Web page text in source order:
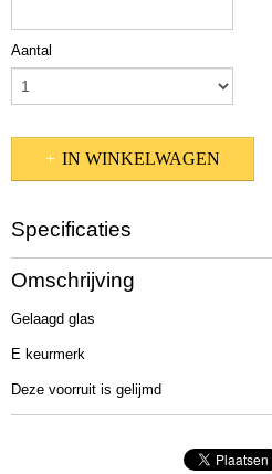
Aantal
IN WINKELWAGEN
Specificaties
Productcode
484-950
Omschrijving
Gelaagd glas
E keurmerk
Deze voorruit is gelijmd